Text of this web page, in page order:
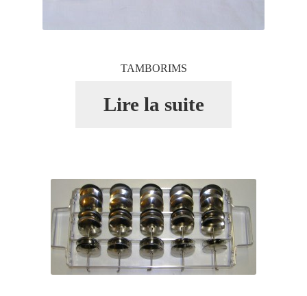
TAMBORIMS
Lire la suite